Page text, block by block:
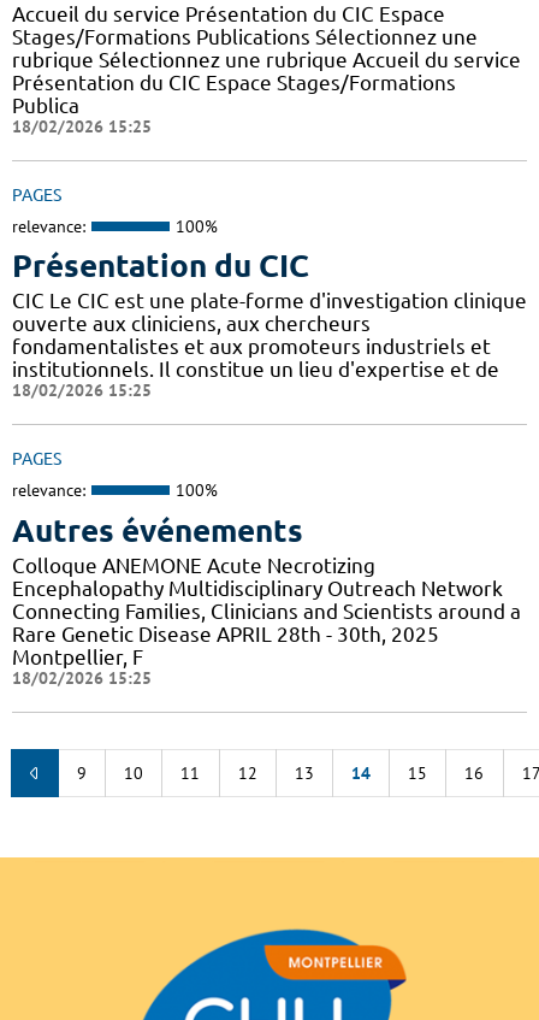
Accueil du service Présentation du CIC Espace
Stages/Formations Publications Sélectionnez une
rubrique Sélectionnez une rubrique Accueil du service
Présentation du CIC Espace Stages/Formations
Publica
18/02/2026 15:25
PAGES
relevance: 100%
Présentation du CIC
CIC Le CIC est une plate-forme d'investigation clinique
ouverte aux cliniciens, aux chercheurs
fondamentalistes et aux promoteurs industriels et
institutionnels. Il constitue un lieu d'expertise et de
18/02/2026 15:25
PAGES
relevance: 100%
Autres événements
Colloque ANEMONE Acute Necrotizing
Encephalopathy Multidisciplinary Outreach Network
Connecting Families, Clinicians and Scientists around a
Rare Genetic Disease APRIL 28th - 30th, 2025
Montpellier, F
18/02/2026 15:25
9 10 11 12 13 14 15 16